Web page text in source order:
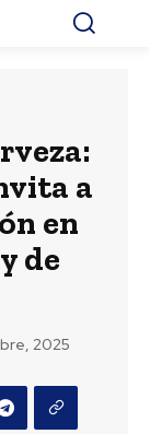
a
en
de
2025